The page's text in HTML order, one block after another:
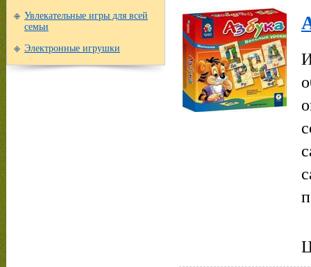
Увлекательные игры для всей
семьи
Электронные игрушки